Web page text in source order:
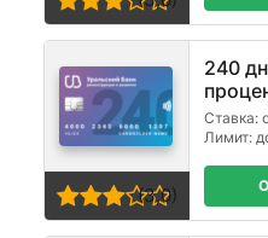
240
Ставка:
Лимит:
(3,0)